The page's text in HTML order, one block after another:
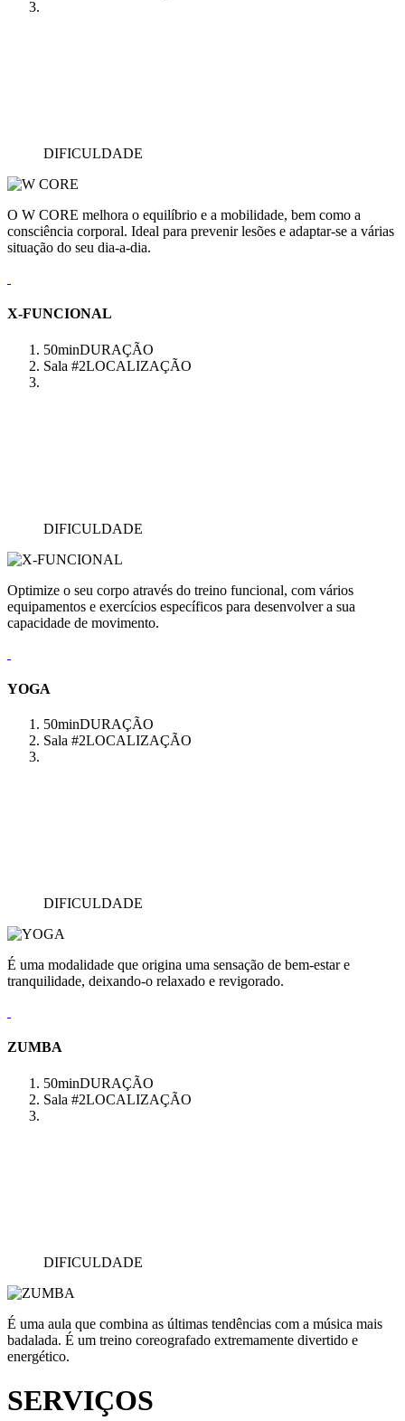
DIFICULDADE
O W CORE melhora o equilíbrio e a mobilidade, bem como a
consciência corporal. Ideal para prevenir lesões e adaptar-se a várias
situação do seu dia-a-dia.
X-FUNCIONAL
50minDURAÇÃO
Sala #2LOCALIZAÇÃO
DIFICULDADE
Optimize o seu corpo através do treino funcional, com vários
equipamentos e exercícios específicos para desenvolver a sua
capacidade de movimento.
YOGA
50minDURAÇÃO
Sala #2LOCALIZAÇÃO
DIFICULDADE
É uma modalidade que origina uma sensação de bem-estar e
tranquilidade, deixando-o relaxado e revigorado.
ZUMBA
50minDURAÇÃO
Sala #2LOCALIZAÇÃO
DIFICULDADE
É uma aula que combina as últimas tendências com a música mais
badalada. É um treino coreografado extremamente divertido e
energético.
SERVIÇOS